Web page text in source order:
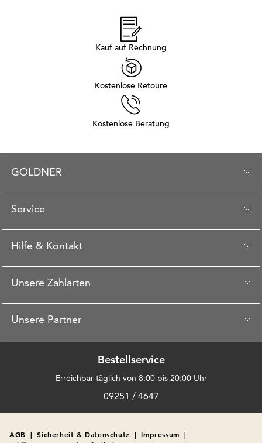
Kauf auf Rechnung
Kostenlose Retoure
Kostenlose Beratung
GOLDNER
Service
Hilfe & Kontakt
Unsere Zahlarten
Unsere Partner
Bestellservice
Erreichbar täglich von 8:00 bis 20:00 Uhr
09251 / 4647
AGB | Sicherheit & Datenschutz | Impressum |